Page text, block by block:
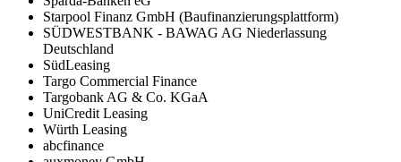
Starpool Finanz GmbH (Baufinanzierungsplattform)
SÜDWESTBANK - BAWAG AG Niederlassung
Deutschland
SüdLeasing
Targo Commercial Finance
Targobank AG & Co. KGaA
UniCredit Leasing
Würth Leasing
abcfinance